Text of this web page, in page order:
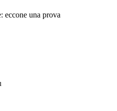
eccone una prova